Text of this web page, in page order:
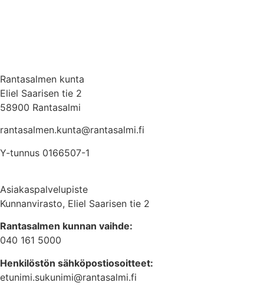
Rantasalmen kunta
Eliel Saarisen tie 2
58900 Rantasalmi
rantasalmen.kunta@rantasalmi.fi
Y-tunnus 0166507-1
Asiakaspalvelupiste
Kunnanvirasto, Eliel Saarisen tie 2
Rantasalmen kunnan vaihde:
040 161 5000
Henkilöstön sähköpostiosoitteet:
etunimi.sukunimi@rantasalmi.fi